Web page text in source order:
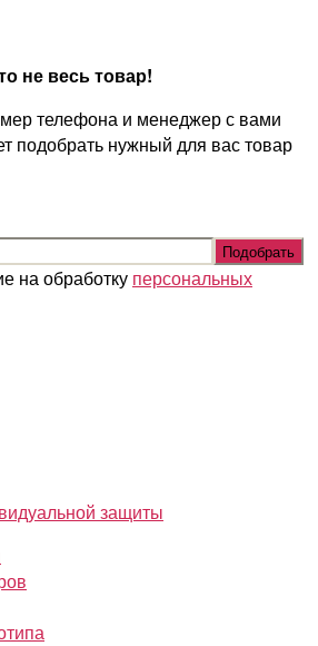
не весь товар!
телефона и менеджер с вами
подобрать нужный для вас товар
на обработку персональных
защиты